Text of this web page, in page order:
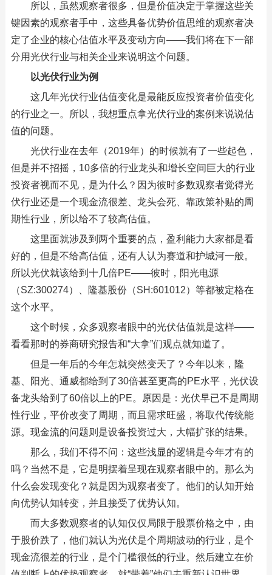
所以，虽然观察者很多，但是价值决定于掌握这些关
键因素的观察者手中，这些具备优势价值思维的观察者决
定了企业的核心估值水平及变动方向——我们将在下一部
分用光伏行业与相关企业来说明这个问题。
以光伏行业为例
这几年光伏行业估值变化是最能反应投资者价值变化
的行业之一。所以，我想重点拿光伏行业的案例来说说估
值的问题。
光伏行业在去年（2019年）的时候就有了一些起色，
但是并不招摇，10多倍的行业龙头和增长空间巨大的行业
投资者视而不见，是为什么？因为彼时多数观察者觉得光
伏行业还是一个现金流很差、龙头会死、靠政策补贴的周
期性行业，所以给不了较高估值。
这里面就涉及到两个重要的点，盈利能力大家都是看
好的，但是不给高估值，还有人认为赛道和护城河一般。
所以光伏就该给到十几倍PE——彼时，阳光电源
（SZ:300274）、隆基股份（SH:601012）等都被定格在
这个水平。
这个时候，众多观察者眼中的光伏估值就是这样——
看看那时的券商研究报告和“大拿”们观点就知道了。
但是一年后的今年怎就突然变天了？今年以来，隆
基、阳光、通威都给到了30倍甚至更高的PE水平，光伏设
备龙头给到了60倍以上的PE。原因是：光伏早已不是周期
性行业，平价改变了周期，而且需求旺盛，将取代传统能
源。现金流的问题则是设备投资过大，大幅扩张的结果。
那么，我们不得不问：这些浅显的逻辑是今年才有的
吗？当然不是，它是明摆着呈现在观察者眼中的。那么为
什么会发现变化？就是因为观察者变了。他们的认知开始
向优势认知转变，并且接受了优势认知。
而大多数观察者的认知仅仅局限于股票价格之中，由
于股价跌了，他们就认为光伏是个周期波动的行业，是个
现金流很差的行业，是个门槛很低的行业。然后建立在价